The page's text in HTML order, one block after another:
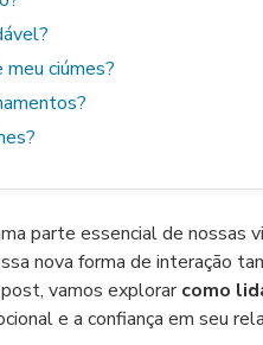
ciúmes?
parte essencial de nossas
nova forma de interação
vamos explorarcomo
e a confiança em seu